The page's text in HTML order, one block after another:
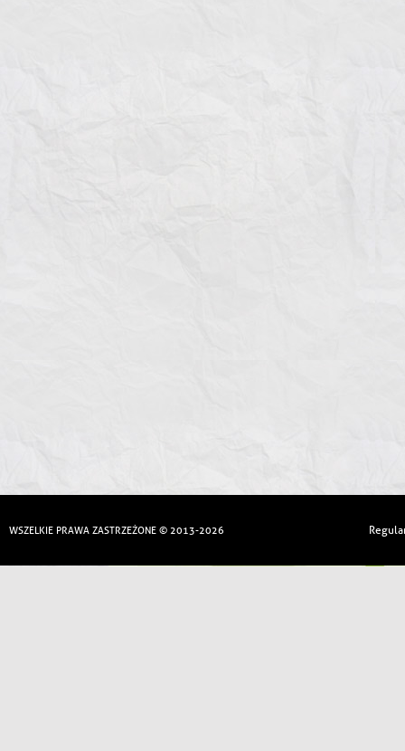
WSZELKIE PRAWA ZASTRZEŻONE © 2013-2026